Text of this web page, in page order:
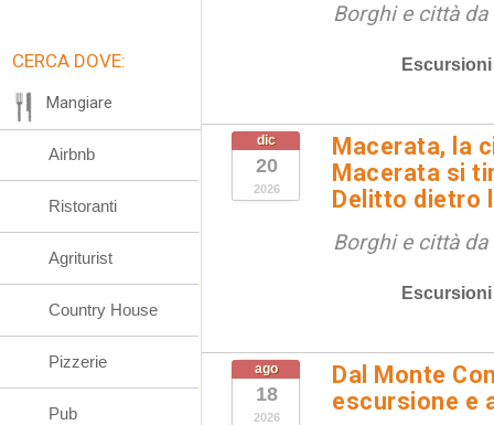
Borghi e città
Escursioni
dic
20
2026
Macerata, la
Macerata si
Delitto dietro
Borghi e città
Escursioni
ago
18
2026
Dal Monte
escursione e
CERCA DOVE:
Mangiare
Airbnb
Ristoranti
Agriturist
Country House
Pizzerie
Pub